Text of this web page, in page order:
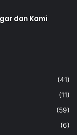
dan Kami
(41)
(11)
(59)
(6)